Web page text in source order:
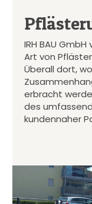
IRH BAU
Art von
Überall dort,
erbracht
des
kundennaher